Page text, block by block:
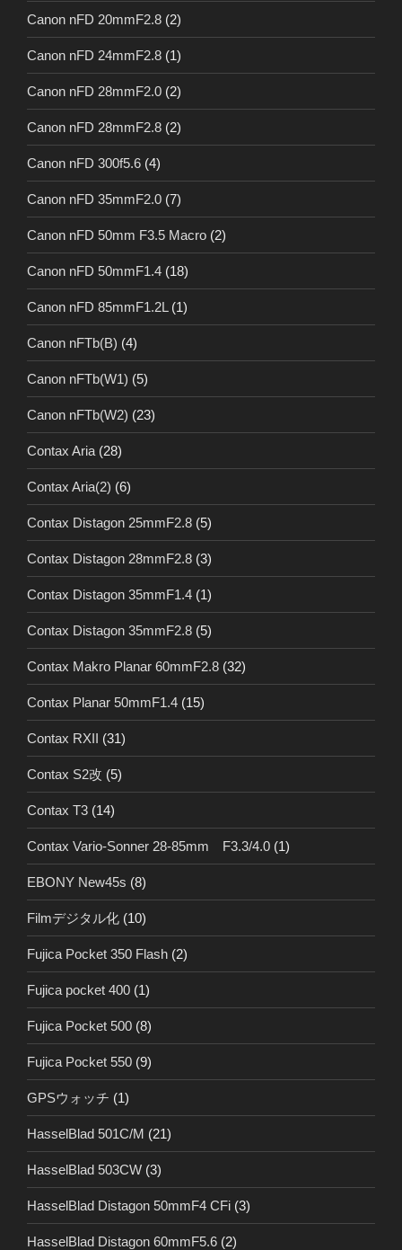
Canon nFD 20mmF2.8 (2)
Canon nFD 24mmF2.8 (1)
Canon nFD 28mmF2.0 (2)
Canon nFD 28mmF2.8 (2)
Canon nFD 300f5.6 (4)
Canon nFD 35mmF2.0 (7)
Canon nFD 50mm F3.5 Macro (2)
Canon nFD 50mmF1.4 (18)
Canon nFD 85mmF1.2L (1)
Canon nFTb(B) (4)
Canon nFTb(W1) (5)
Canon nFTb(W2) (23)
Contax Aria (28)
Contax Aria(2) (6)
Contax Distagon 25mmF2.8 (5)
Contax Distagon 28mmF2.8 (3)
Contax Distagon 35mmF1.4 (1)
Contax Distagon 35mmF2.8 (5)
Contax Makro Planar 60mmF2.8 (32)
Contax Planar 50mmF1.4 (15)
Contax RXII (31)
Contax S2改 (5)
Contax T3 (14)
Contax Vario-Sonner 28-85mm F3.3/4.0 (1)
EBONY New45s (8)
Filmデジタル化 (10)
Fujica Pocket 350 Flash (2)
Fujica pocket 400 (1)
Fujica Pocket 500 (8)
Fujica Pocket 550 (9)
GPSウォッチ (1)
HasselBlad 501C/M (21)
HasselBlad 503CW (3)
HasselBlad Distagon 50mmF4 CFi (3)
HasselBlad Distagon 60mmF5.6 (2)